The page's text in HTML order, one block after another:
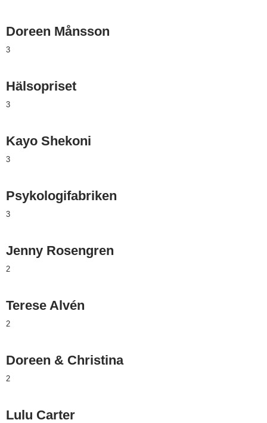
Doreen Månsson
3
Hälsopriset
3
Kayo Shekoni
3
Psykologifabriken
3
Jenny Rosengren
2
Terese Alvén
2
Doreen & Christina
2
Lulu Carter